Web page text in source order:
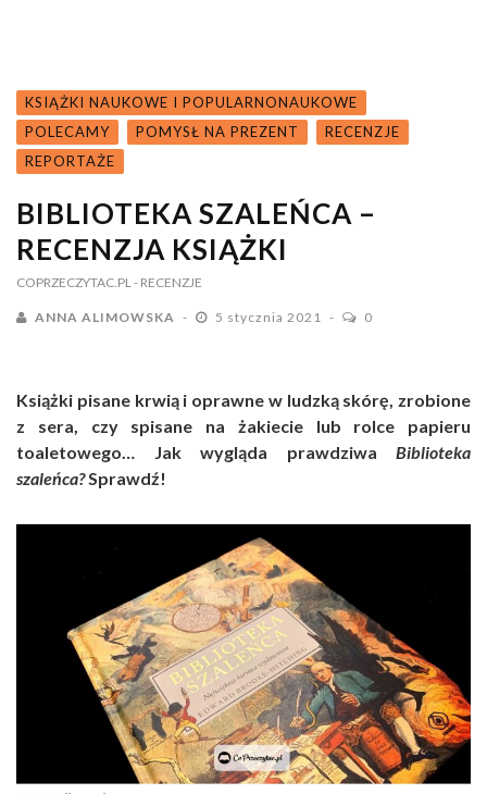
KSIĄŻKI NAUKOWE I POPULARNONAUKOWE
POLECAMY
POMYSŁ NA PREZENT
RECENZJE
REPORTAŻE
BIBLIOTEKA SZALEŃCA –
RECENZJA KSIĄŻKI
COPRZECZYTAC.PL - RECENZJE
ANNA ALIMOWSKA 5 stycznia 2021 0
Książki pisane krwią i oprawne w ludzką skórę, zrobione
z sera, czy spisane na żakiecie lub rolce papieru
toaletowego… Jakwygląda prawdziwa Biblioteka
szaleńca?Sprawdź!